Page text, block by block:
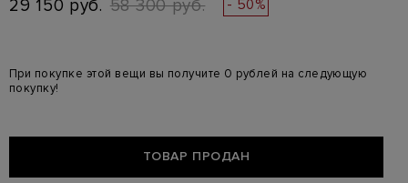
29 150 руб. 58 300 руб. - 50%
При покупке этой вещи вы получите 0 рублей на следующую
покупку!
ТОВАР ПРОДАН